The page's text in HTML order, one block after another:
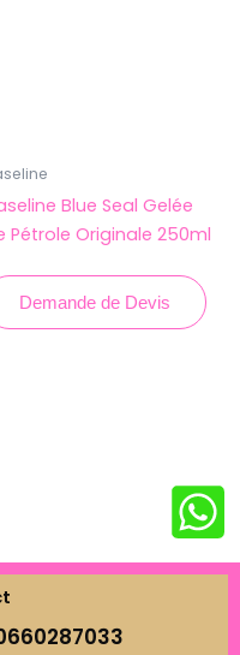
Blue Seal Gelée
Pétrole Originale 250ml
Demande de Devis